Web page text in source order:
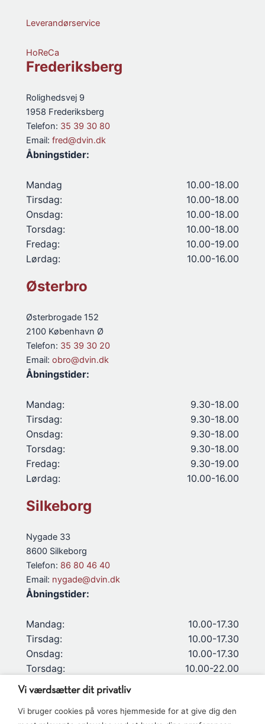
Leverandørservice
HoReCa
Frederiksberg
Rolighedsvej 9
1958 Frederiksberg
Telefon: 35 39 30 80
Email: fred@dvin.dk
Åbningstider:
Mandag
10.00-18.00
Tirsdag:
10.00-18.00
Onsdag:
10.00-18.00
Torsdag:
10.00-18.00
Fredag:
10.00-19.00
Lørdag:
10.00-16.00
Østerbro
Østerbrogade 152
2100 København Ø
Telefon: 35 39 30 20
Email: obro@dvin.dk
Åbningstider:
Mandag:
9.30-18.00
Tirsdag:
9.30-18.00
Onsdag:
9.30-18.00
Torsdag:
9.30-18.00
Fredag:
9.30-19.00
Lørdag:
10.00-16.00
Silkeborg
Nygade 33
8600 Silkeborg
Telefon: 86 80 46 40
Email: nygade@dvin.dk
Åbningstider:
Mandag:
10.00-17.30
Tirsdag:
10.00-17.30
Onsdag:
10.00-17.30
Torsdag:
10.00-22.00
Fredag:
Lørdag:
Vi værdsætter dit privatliv
Vi bruger cookies på vores hjemmeside for at give dig den